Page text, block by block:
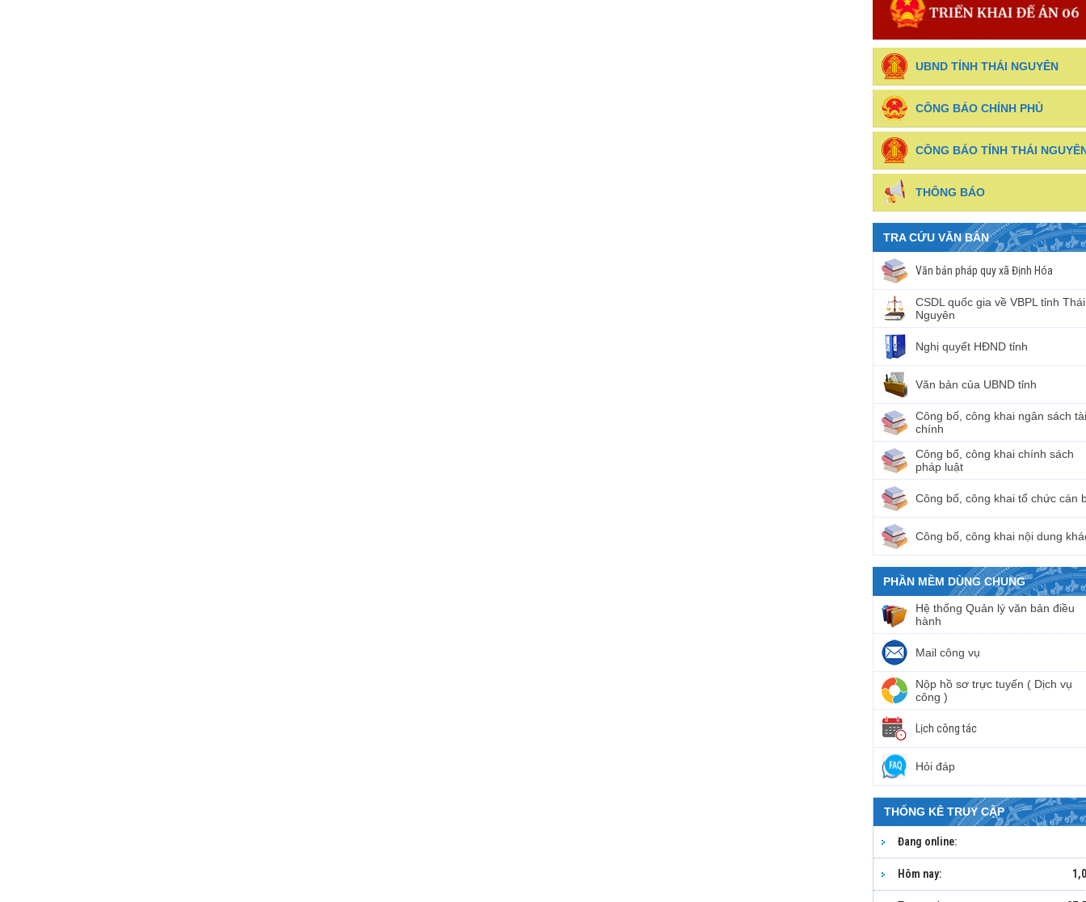
UBND TỈNH THÁI NGUYÊN
CÔNG BÁO CHÍNH PHỦ
CÔNG BÁO TỈNH THÁI
THÔNG BÁO
TRA CỨU VĂN BẢN
Văn bản pháp quy xã Định Hóa
CSDL quốc gia về VBPL tỉnh Thái
Nguyên
Nghị quyết HĐND tỉnh
Văn bản của UBND tỉnh
Công bố, công khai ngân sách tài
chính
Công bố, công khai chính sách
pháp luật
Công bố, công khai tổ chức cán
Công bố, công khai nội dung
PHẦN MỀM DÙNG CHUNG
Hệ thống Quản lý văn bản điều
hành
Mail công vụ
Nộp hồ sơ trực tuyến ( Dịch vụ
công )
Lịch công tác
Hỏi đáp
THỐNG KÊ TRUY CẬP
Đang online:
Hôm nay: